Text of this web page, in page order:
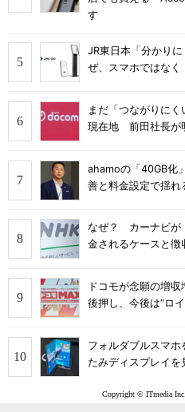
す
JR東日本「分かり
ぜ、スマホではなく
まだ「つながりに
現在地 前田社長が
ahamoの「40GB化
善と料金設定で揺れ
なぜ？ カーナビが
金されるケースと徴
ドコモが念願の増
後押し、今後は“ロ
フォルダブルスマ
たみディスプレイを
Copyright © ITmedia